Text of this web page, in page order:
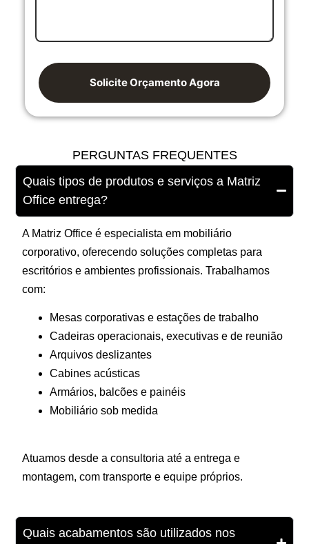
Solicite Orçamento Agora
PERGUNTAS FREQUENTES
Quais tipos de produtos e serviços a Matriz
Office entrega?
A Matriz Office é especialista em mobiliário
corporativo, oferecendo soluções completas para
escritórios e ambientes profissionais. Trabalhamos
com:
Mesas corporativas e estações de trabalho
Cadeiras operacionais, executivas e de reunião
Arquivos deslizantes
Cabines acústicas
Armários, balcões e painéis
Mobiliário sob medida
Atuamos desde a consultoria até a entrega e
montagem, com transporte e equipe próprios.
Quais acabamentos são utilizados nos